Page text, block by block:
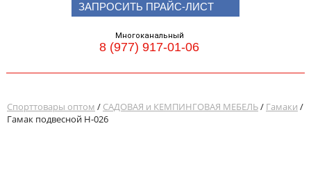
ЗАПРОСИТЬ ПРАЙС-ЛИСТ
Многоканальный
8 (977) 917-01-06
Спорттовары оптом / САДОВАЯ и КЕМПИНГОВАЯ МЕБЕЛЬ/ Гамаки /
Гамак подвесной Н-026